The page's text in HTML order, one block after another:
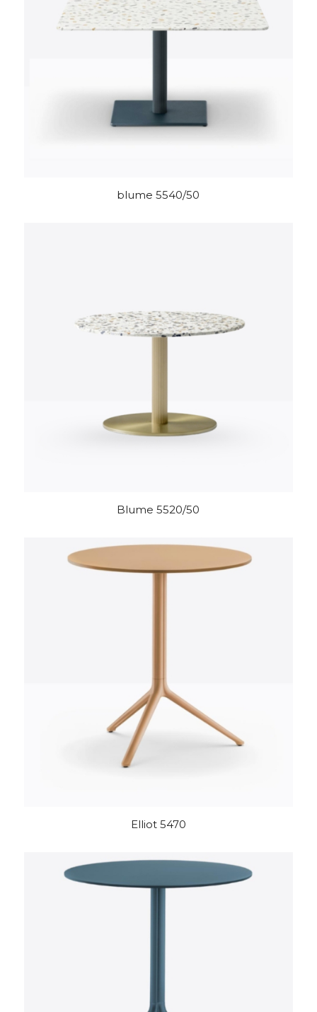
blume 5540/50
Blume 5520/50
Elliot 5470